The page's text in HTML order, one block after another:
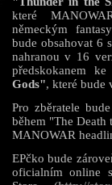
které
německým
bude obsahovat 6
nahranou v 16
předskokanem
Gods", které bude
Pro zběratele
během "The
MANOWAR
EPčko bude
oficialním online